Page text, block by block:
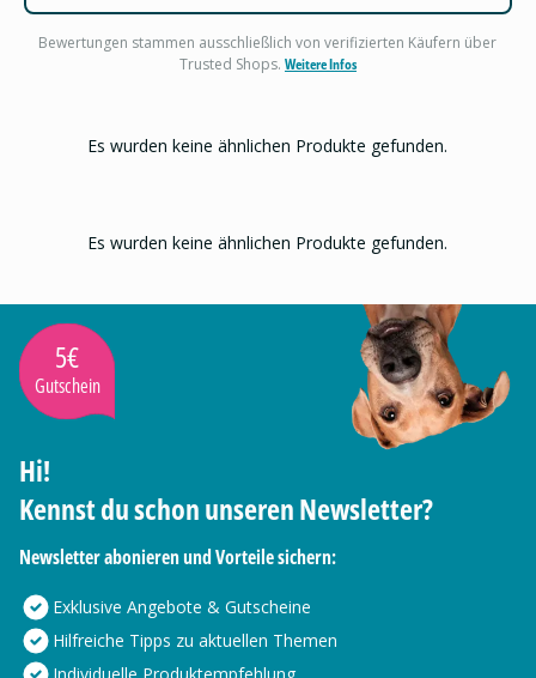
Bewertungen stammen ausschließlich von verifizierten Käufern über
Trusted Shops. Weitere Infos
Es wurden keine ähnlichen Produkte gefunden.
Es wurden keine ähnlichen Produkte gefunden.
5€
Gutschein
Hi!
Kennst du schon unseren Newsletter?
Newsletter abonieren und Vorteile sichern:
Exklusive Angebote & Gutscheine
Hilfreiche Tipps zu aktuellen Themen